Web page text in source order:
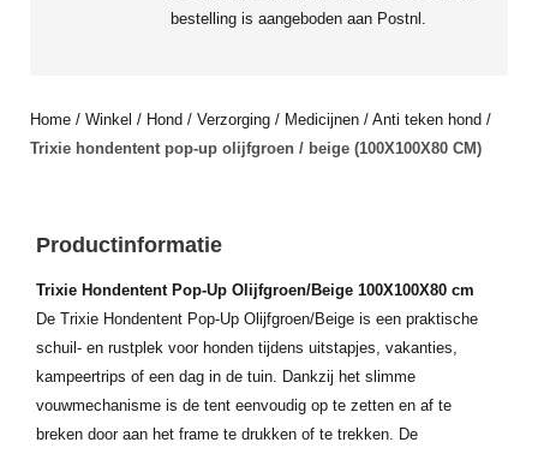
bestelling is aangeboden aan Postnl.
Home / Winkel / Hond / Verzorging / Medicijnen / Anti teken hond /
Trixie hondentent pop-up olijfgroen / beige (100X100X80 CM)
Productinformatie
Trixie Hondentent Pop-Up Olijfgroen/Beige 100X100X80 cm
De Trixie Hondentent Pop-Up Olijfgroen/Beige is een praktische
schuil- en rustplek voor honden tijdens uitstapjes, vakanties,
kampeertrips of een dag in de tuin. Dankzij het slimme
vouwmechanisme is de tent eenvoudig op te zetten en af te
breken door aan het frame te drukken of te trekken. De